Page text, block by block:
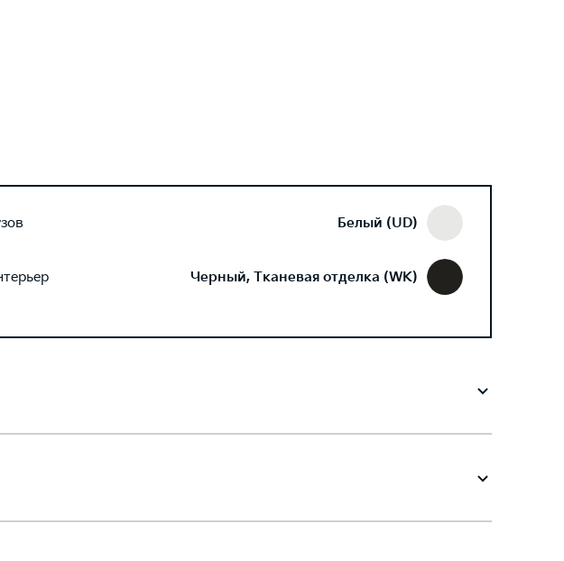
Белый (UD)
Черный, Тканевая отделка (WK)